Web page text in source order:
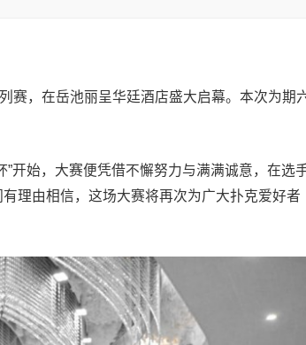
赛，在岳池丽呈华廷酒店盛大启幕。本次为期
开始，大赛便凭借不懈努力与满满诚意，在选
理由相信，这场大赛将再次为广大扑克爱好者